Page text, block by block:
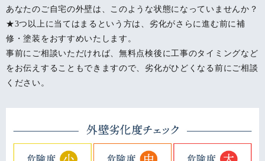
あなたのご自宅の外壁は、このような状態になっていませんか？
★3つ以上に当てはまるという方は、劣化がさらに進む前に補
修・塗装をおすすめいたします。
事前にご相談いただければ、無料点検後に工事のタイミングなど
をお伝えすることもできますので、劣化がひどくなる前にご相談
ください。